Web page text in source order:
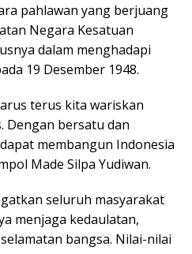
pahlawan yang berjuang
Negara Kesatuan
dalam menghadapi
19 Desember 1948.
terus kita wariskan
Dengan bersatu dan
membangun Indonesia
Made Silpa Yudiwan.
seluruh masyarakat
menjaga kedaulatan,
bangsa. Nilai-nilai